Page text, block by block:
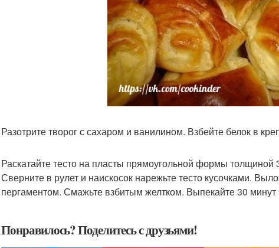
Разотрите творог с сахаром и ванилином. Взбейте белок в
Раскатайте тесто на пласты прямоугольной формы толщиной
Сверните в рулет и наискосок нарежьте тесто кусочками.
пергаментом. Смажьте взбитым желтком. Выпекайте 30 минут
Понравилось? Поделитесь с друзьями!